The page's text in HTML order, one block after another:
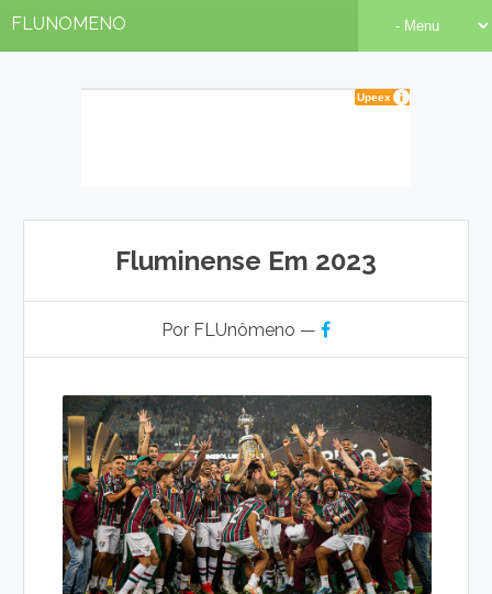
FLUNOMENO
Fluminense Em 2023
Por FLUnômeno —